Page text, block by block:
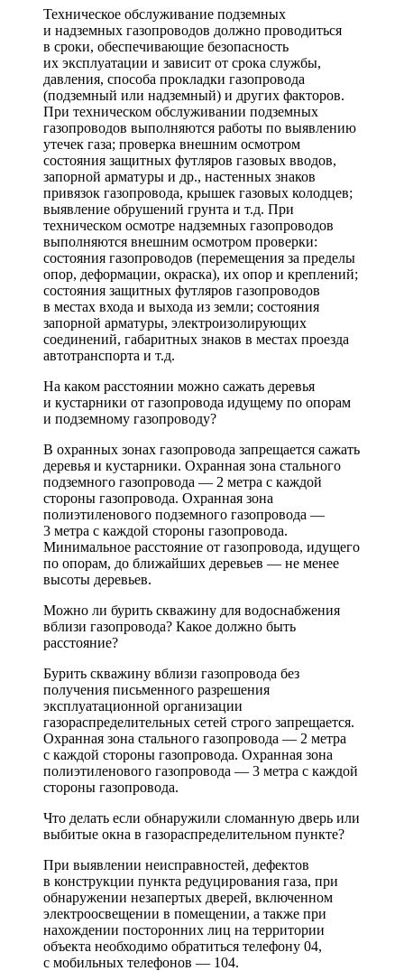
Техническое обслуживание подземных
и надземных газопроводов должно проводиться
в сроки, обеспечивающие безопасность
их эксплуатации и зависит от срока службы,
давления, способа прокладки газопровода
(подземный или надземный) и других факторов.
При техническом обслуживании подземных
газопроводов выполняются работы по выявлению
утечек газа; проверка внешним осмотром
состояния защитных футляров газовых вводов,
запорной арматуры и др., настенных знаков
привязок газопровода, крышек газовых колодцев;
выявление обрушений грунта и т.д. При
техническом осмотре надземных газопроводов
выполняются внешним осмотром проверки:
состояния газопроводов (перемещения за пределы
опор, деформации, окраска), их опор и креплений;
состояния защитных футляров газопроводов
в местах входа и выхода из земли; состояния
запорной арматуры, электроизолирующих
соединений, габаритных знаков в местах проезда
автотранспорта и т.д.
На каком расстоянии можно сажать деревья
и кустарники от газопровода идущему по опорам
и подземному газопроводу?
В охранных зонах газопровода запрещается сажать
деревья и кустарники. Охранная зона стального
подземного газопровода — 2 метра с каждой
стороны газопровода. Охранная зона
полиэтиленового подземного газопровода —
3 метра с каждой стороны газопровода.
Минимальное расстояние от газопровода, идущего
по опорам, до ближайших деревьев — не менее
высоты деревьев.
Можно ли бурить скважину для водоснабжения
вблизи газопровода? Какое должно быть
расстояние?
Бурить скважину вблизи газопровода без
получения письменного разрешения
эксплуатационной организации
газораспределительных сетей строго запрещается.
Охранная зона стального газопровода — 2 метра
с каждой стороны газопровода. Охранная зона
полиэтиленового газопровода — 3 метра с каждой
стороны газопровода.
Что делать если обнаружили сломанную дверь или
выбитые окна в газораспределительном пункте?
При выявлении неисправностей, дефектов
в конструкции пункта редуцирования газа, при
обнаружении незапертых дверей, включенном
электроосвещении в помещении, а также при
нахождении посторонних лиц на территории
объекта необходимо обратиться телефону 04,
с мобильных телефонов — 104.